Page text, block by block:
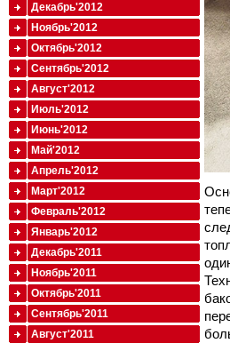
Декабрь'2012
Ноябрь'2012
Октябрь'2012
Сентябрь'2012
Август'2012
Июль'2012
Июнь'2012
Май'2012
Апрель'2012
Март'2012
Февраль'2012
Январь'2012
Декабрь'2011
Ноябрь'2011
Октябрь'2011
Сентябрь'2011
Август'2011